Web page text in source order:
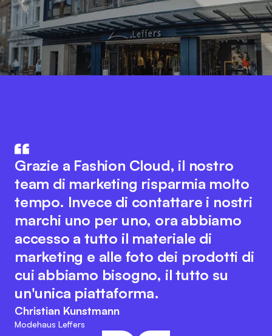
L'integrazione dei dati di prodotto
del nostro sistema ERP con Fashion
Cloud ha migliorato notevolmente i
nostri processi interni. Ora
disponiamo di immagini dei singoli
articoli nel sistema, il che semplifica
notevolmente la rendicontazione
interna e il riordino.
Marc Ramelow
Ramelow
Grazie a Fashion Cloud, il nostro
team di marketing risparmia molto
tempo. Invece di contattare i nostri
marchi uno per uno, ora abbiamo
accesso a tutto il materiale di
marketing e alle foto dei prodotti di
cui abbiamo bisogno, il tutto su
un'unica piattaforma.
Christian Kunstmann
Modehaus Leffers
del settore IT e di quello della
moda. L'idea innovativa alla base
della piattaforma favorisce una
collaborazione fluida tra tutti gli
attori del settore per ottimizzare i
processi digitali. Allo stesso tempo,
il team di Fashion Cloud mantiene il
suo carattere orientato al cliente e
agile. Questo approccio è in linea
con le visioni e gli obiettivi di L&T!